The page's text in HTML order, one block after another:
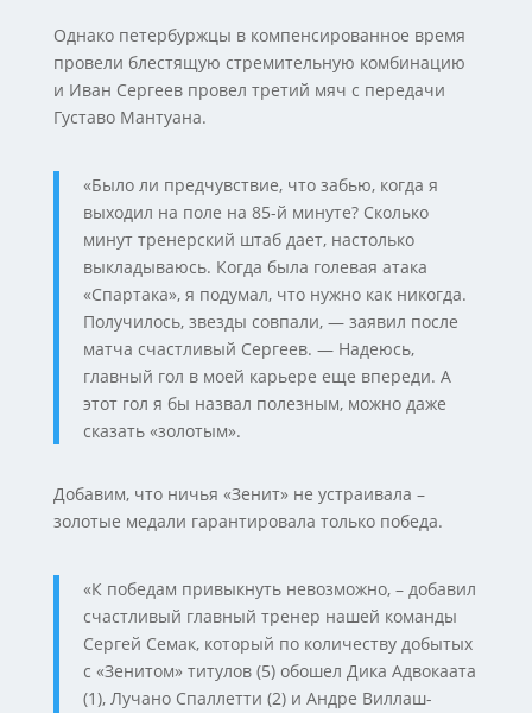
Однако петербуржцы в компенсированное время
провели блестящую стремительную комбинацию
и Иван Сергеев провел третий мяч с передачи
Густаво Мантуана.
«Было ли предчувствие, что забью, когда я
выходил на поле на 85-й минуте? Сколько
минут тренерский штаб дает, настолько
выкладываюсь. Когда была голевая атака
«Спартака», я подумал, что нужно как никогда.
Получилось, звезды совпали, — заявил после
матча счастливый Сергеев. — Надеюсь,
главный гол в моей карьере еще впереди. А
этот гол я бы назвал полезным, можно даже
сказать «золотым».
Добавим, что ничья «Зенит» не устраивала –
золотые медали гарантировала только победа.
«К победам привыкнуть невозможно, – добавил
счастливый главный тренер нашей команды
Сергей Семак, который по количеству добытых
с «Зенитом» титулов (5) обошел Дика Адвокаата
(1), Лучано Спаллетти (2) и Андре Виллаш-